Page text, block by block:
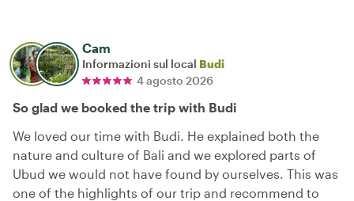
Cam
Informazioni sul local Budi
4 agosto 2026
So glad we booked the trip with Budi
We loved our time with Budi. He explained both the
nature and culture of Bali and we explored parts of
Ubud we would not have found by ourselves. This was
one of the highlights of our trip and recommend to